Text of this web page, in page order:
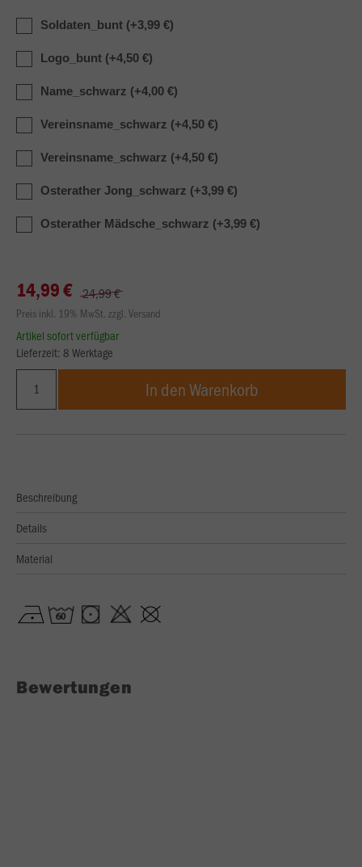
Soldaten_bunt (+3,99 €)
Logo_bunt (+4,50 €)
Name_schwarz (+4,00 €)
Vereinsname_schwarz (+4,50 €)
Vereinsname_schwarz (+4,50 €)
Osterather Jong_schwarz (+3,99 €)
Osterather Mädsche_schwarz (+3,99 €)
14,99 € 24,99 €
Preis inkl. 19% MwSt. zzgl. Versand
Artikel sofort verfügbar
Lieferzeit: 8 Werktage
In den Warenkorb
Beschreibung
Details
Material
Bewertungen